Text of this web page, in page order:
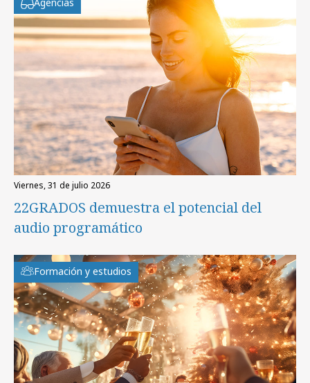
Agencias
viernes, 31 de julio 2026
22GRADOS demuestra el potencial del
audio programático
Formación y estudios